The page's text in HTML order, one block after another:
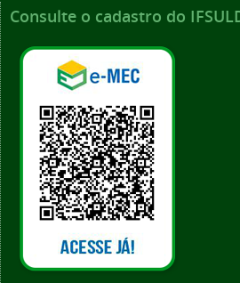
Consulte o cadastro do